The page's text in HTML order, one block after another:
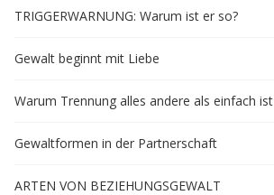
TRIGGERWARNUNG: Warum ist er so?
Gewalt beginnt mit Liebe
Warum Trennung alles andere als einfach ist
Gewaltformen in der Partnerschaft
ARTEN VON BEZIEHUNGSGEWALT